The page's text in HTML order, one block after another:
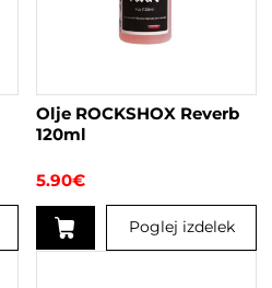
Olje ROCKSHOX Reverb
120ml
5.90€
Poglej izdelek